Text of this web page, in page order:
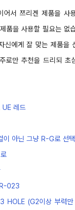
어서 쯔리겐 제품을 사
품을 사용할 필요는 없
신에게 잘 맞는 제품을
로만 추천을 드리되 초
UE 레드
이 아닌 그냥 R-G로 선택
-023
3 HOLE (G2이상 부력